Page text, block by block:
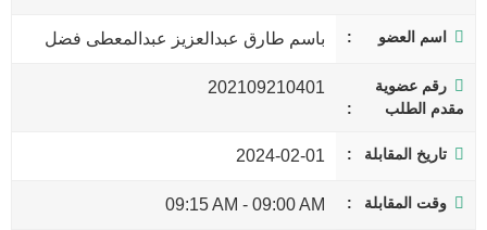
اسم العضو باسم طارق عبدالعزيز عبدالمعطى فضل
رقم عضوية
مقدم الطلب
202109210401
تاريخ المقابلة 2024-02-01
وقت المقابلة 09:00 AM
-
09:15 AM